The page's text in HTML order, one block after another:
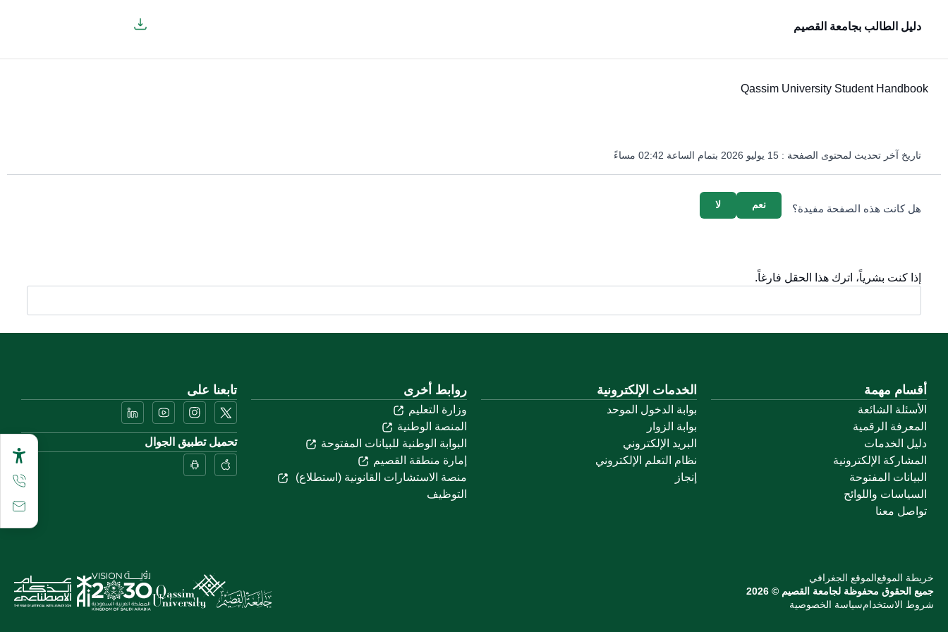
دليل الطالب بجامعة القصيم
Qassim University Student Handbook
تاريخ آخر تحديث لمحتوى الصفحة : 15 يوليو 2026 بتمام الساعة 02:42 مساءً
هل كانت هذه الصفحة مفيدة؟ لا نعم
إذا كنت بشرياً، اترك هذا الحقل فارغاً.
أقسام مهمة
الأسئلة الشائعة
المعرفة الرقمية
دليل الخدمات
المشاركة الإلكترونية
البيانات المفتوحة
السياسات واللوائح
تواصل معنا
الخدمات الإلكترونية
بوابة الدخول الموحد
بوابة الزوار
البريد الإلكتروني
نظام التعلم الإلكتروني
إنجاز
روابط أخرى
وزارة التعليم
المنصة الوطنية
البوابة الوطنية للبيانات المفتوحة
إمارة منطقة القصيم
منصة الاستشارات القانونية (استطلاع)
التوظيف
تابعنا على
تحميل تطبيق الجوال
خريطة الموقعالموقع الجغرافي
جميع الحقوق محفوظة لجامعة القصيم © 2026
شروط الاستخدامسياسة الخصوصية